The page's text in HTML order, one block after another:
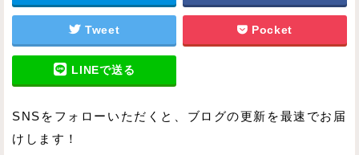
Tweet Pocket
LINEで送る
SNSをフォローいただくと、ブログの更新を最速でお届
けします！